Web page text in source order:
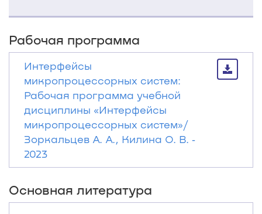
Рабочая программа
Интерфейсы
микропроцессорных систем:
Рабочая программа учебной
дисциплины «Интерфейсы
микропроцессорных систем»/
Зоркальцев А. А., Килина О. В. ‐
2023
Основная литература